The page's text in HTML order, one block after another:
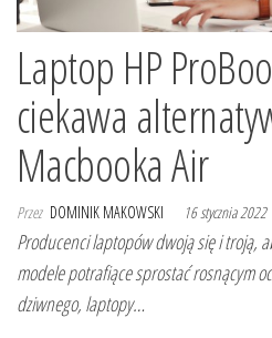
Laptop HP
ciekawa
Macbooka Air
Przez DOMINIK MAKOWSKI 16 stycznia 2022
Producenci laptopów dwoją się i troją,
modele potrafiące sprostać rosnącym
dziwnego, laptopy…